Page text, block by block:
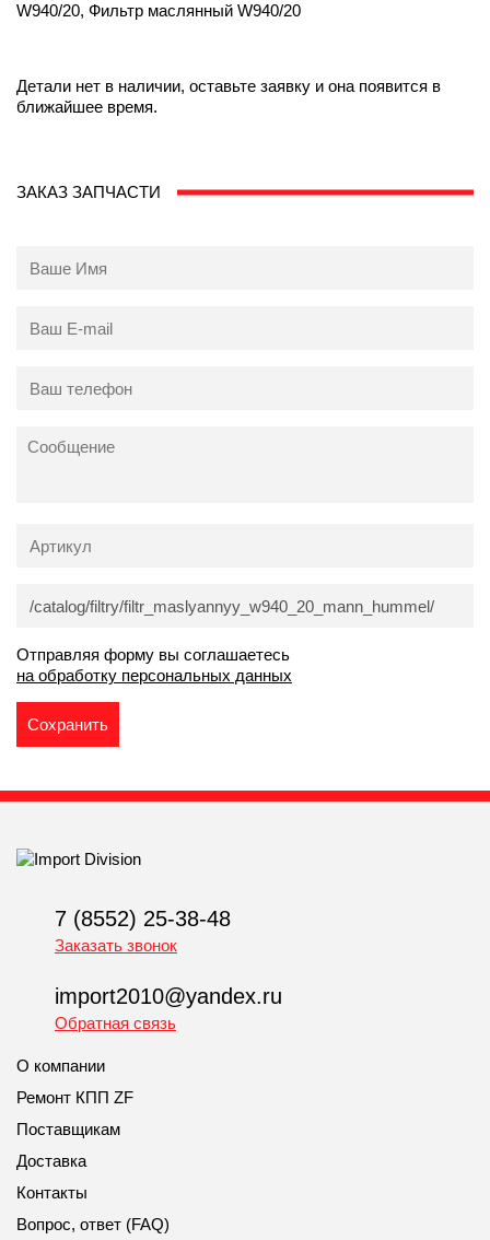
W940/20, Фильтр маслянный W940/20
Детали нет в наличии, оставьте заявку и она появится в
ближайшее время.
ЗАКАЗ ЗАПЧАСТИ
Отправляя форму вы соглашаетесь
на обработку персональных данных
7 (8552) 25-38-48
Заказать звонок
import2010@yandex.ru
Обратная связь
О компании
Ремонт КПП ZF
Поставщикам
Доставка
Контакты
Вопрос, ответ (FAQ)